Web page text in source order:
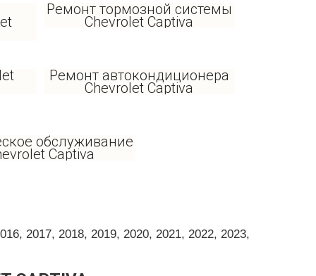
Ремонт тормозной системы
Chevrolet Captiva
Ремонт автокондиционера
Chevrolet Captiva
обслуживание
Captiva
2017, 2018, 2019, 2020, 2021, 2022, 2023,